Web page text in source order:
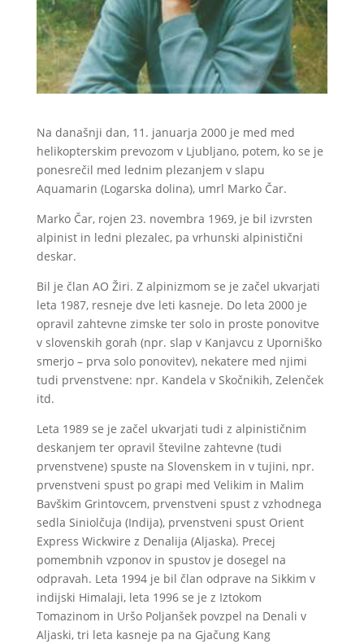
Na današnji dan, 11. januarja 2000 je med med
helikopterskim prevozom v Ljubljano, potem, ko se je
ponesrečil med lednim plezanjem v slapu
Aquamarin (Logarska dolina), umrl Marko Čar.
Marko Čar, rojen 23. novembra 1969, je bil izvrsten
alpinist in ledni plezalec, pa vrhunski alpinistični
deskar.
Bil je član AO Žiri. Z alpinizmom se je začel ukvarjati
leta 1987, resneje dve leti kasneje. Do leta 2000 je
opravil zahtevne zimske ter solo in proste ponovitve
v slovenskih gorah (npr. slap v Kanjavcu z Uporniško
smerjo – prva solo ponovitev), nekatere med njimi
tudi prvenstvene: npr. Kandela v Skočnikih, Zelenček
itd.
Leta 1989 se je začel ukvarjati tudi z alpinističnim
deskanjem ter opravil številne zahtevne (tudi
prvenstvene) spuste na Slovenskem in v tujini, npr.
prvenstveni spust po grapi med Velikim in Malim
Bavškim Grintovcem, prvenstveni spust z vzhodnega
sedla Siniolčuja (Indija), prvenstveni spust Orient
Express Wickwire z Denalija (Aljaska). Precej
pomembnih vzponov in spustov je dosegel na
odpravah. Leta 1994 je bil član odprave na Sikkim v
indijski Himalaji, leta 1996 se je z Iztokom
Tomazinom in Uršo Poljanšek povzpel na Denali v
Aljaski, tri leta kasneje pa na Gjačung Kang